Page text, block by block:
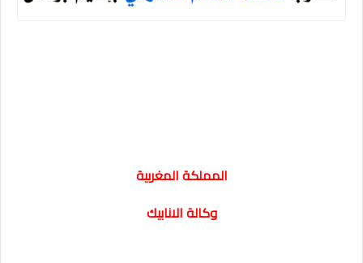
المملكة المغربية
وكالة الانابيك